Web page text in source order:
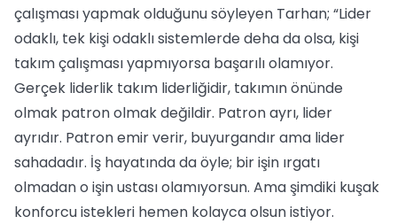
çalışması yapmak olduğunu söyleyen Tarhan; “Lider
odaklı, tek kişi odaklı sistemlerde deha da olsa, kişi
takım çalışması yapmıyorsa başarılı olamıyor.
Gerçek liderlik takım liderliğidir, takımın önünde
olmak patron olmak değildir. Patron ayrı, lider
ayrıdır. Patron emir verir, buyurgandır ama lider
sahadadır. İş hayatında da öyle; bir işin ırgatı
olmadan o işin ustası olamıyorsun. Ama şimdiki kuşak
konforcu istekleri hemen kolayca olsun istiyor.